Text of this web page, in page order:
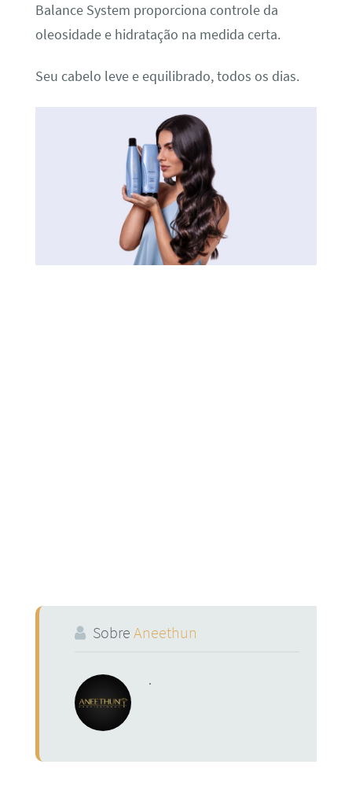
Balance System proporciona controle da
oleosidade e hidratação na medida certa.
Seu cabelo leve e equilibrado, todos os dias.
Sobre Aneethun
.